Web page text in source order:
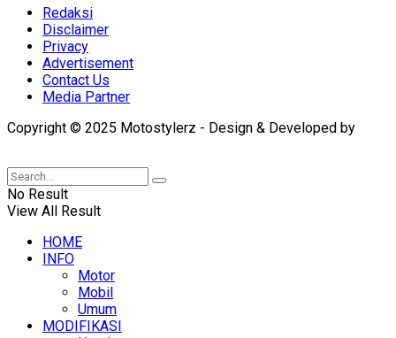
Redaksi
Disclaimer
Privacy
Advertisement
Contact Us
Media Partner
Copyright © 2025 Motostylerz - Design & Developed by
No Result
View All Result
HOME
INFO
Motor
Mobil
Umum
MODIFIKASI